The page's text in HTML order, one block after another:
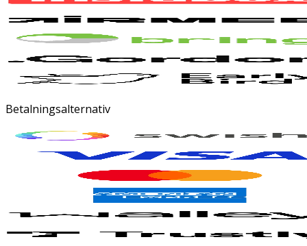
Betalningsalternativ